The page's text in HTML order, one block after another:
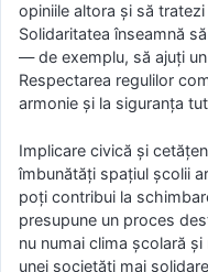
opiniile altora şi să
Solidaritatea înseamnă
— de exemplu, să ajuţi
Respectarea regulilor
armonie şi la siguranţa
Implicare civică şi
îmbunătăţi spaţiul şcolii
poţi contribui la
presupune un proces
nu numai clima şcolară
unei societăţi mai